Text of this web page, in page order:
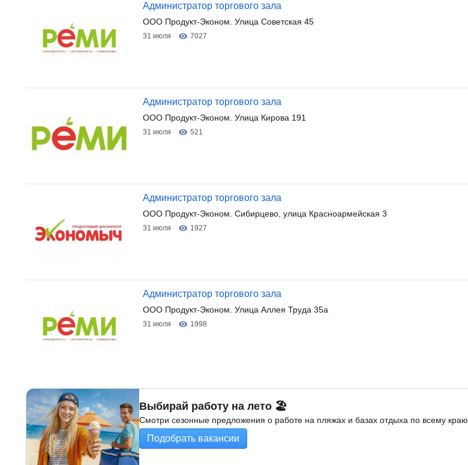
Администратор торгового зала
ООО Продукт-Эконом. Улица Советская 45
31 июля 7027
Администратор торгового зала
ООО Продукт-Эконом. Улица Кирова 191
31 июля 521
Администратор торгового зала
ООО Продукт-Эконом. Сибирцево, улица Красноармейская 3
31 июля 1927
Администратор торгового зала
ООО Продукт-Эконом. Улица Аллея Труда 35а
31 июля 1998
Выбирай работу на лето 🏖
Смотри сезонные предложения о работе на пляжах и базах отдыха по всему краю
Подобрать вакансии